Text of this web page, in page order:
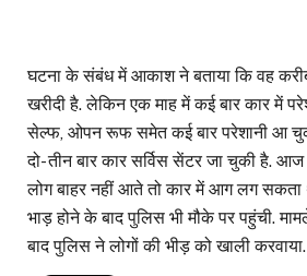
घटना के संबंध में आकाश ने बताया कि वह करीब
खरीदी है. लेकिन एक माह में कई बार कार में
सेल्फ, ओपन रूफ समेत कई बार परेशानी आ
दो- तीन बार कार सर्विस सेंटर जा चुकी है.
लोग बाहर नहीं आते तो कार में आग लग सकता
भाड़ होने के बाद पुलिस भी मौके पर पहुंची.
बाद पुलिस ने लोगों की भीड़ को खाली करवाया.